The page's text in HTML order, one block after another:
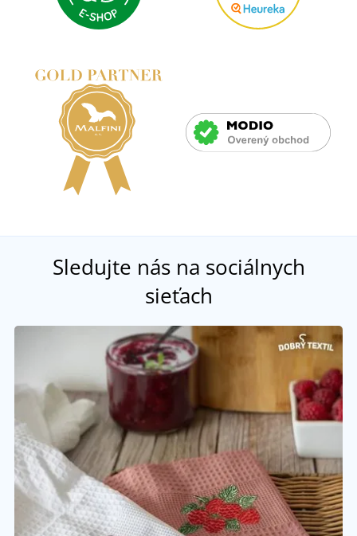
Sledujte nás na sociálnych
sieťach